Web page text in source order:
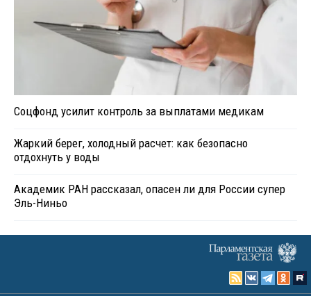
Соцфонд усилит контроль за выплатами медикам
Жаркий берег, холодный расчет: как безопасно
отдохнуть у воды
Академик РАН рассказал, опасен ли для России супер
Эль-Ниньо